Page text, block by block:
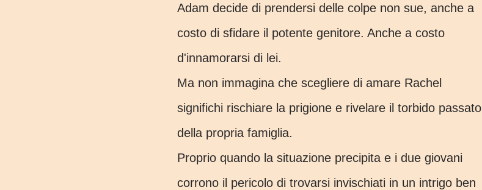
Adam decide di prendersi delle colpe non sue, anche a
costo di sfidare il potente genitore. Anche a costo
d'innamorarsi di lei.
Ma non immagina che scegliere di amare Rachel
significhi rischiare la prigione e rivelare il torbido passato
della propria famiglia.
Proprio quando la situazione precipita e i due giovani
corrono il pericolo di trovarsi invischiati in un intrigo ben